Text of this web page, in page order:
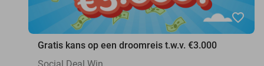
favorite_border
Gratis kans op een droomreis t.w.v. €3.000